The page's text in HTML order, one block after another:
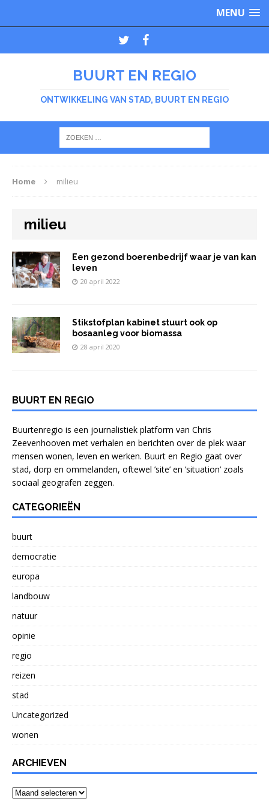
MENU
BUURT EN REGIO
ONTWIKKELING VAN STAD, BUURT EN REGIO
Home milieu
milieu
Een gezond boerenbedrijf waar je van kan
leven
20 april 2022
Stikstofplan kabinet stuurt ook op
bosaanleg voor biomassa
28 april 2020
BUURT EN REGIO
Buurtenregio is een journalistiek platform van Chris
Zeevenhooven met verhalen en berichten over de plek waar
mensen wonen, leven en werken. Buurt en Regio gaat over
stad, dorp en ommelanden, oftewel ’site’ en ’situation’ zoals
sociaal geografen zeggen.
CATEGORIEËN
buurt
democratie
europa
landbouw
natuur
opinie
regio
reizen
stad
Uncategorized
wonen
ARCHIEVEN
Archieven